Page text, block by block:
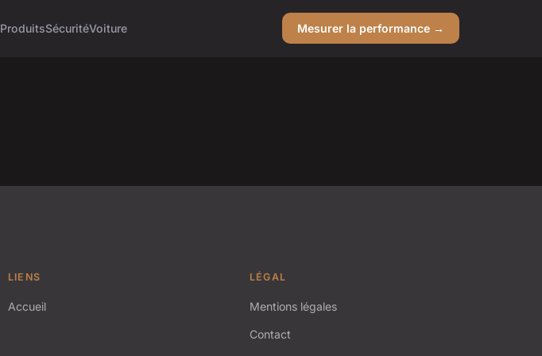
ProduitsSécuritéVoiture Mesurer la performance →
LIENS
Accueil
LÉGAL
Mentions légales
Contact